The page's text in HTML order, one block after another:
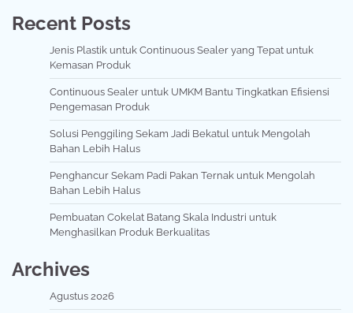
Recent Posts
Jenis Plastik untuk Continuous Sealer yang Tepat untuk
Kemasan Produk
Continuous Sealer untuk UMKM Bantu Tingkatkan Efisiensi
Pengemasan Produk
Solusi Penggiling Sekam Jadi Bekatul untuk Mengolah
Bahan Lebih Halus
Penghancur Sekam Padi Pakan Ternak untuk Mengolah
Bahan Lebih Halus
Pembuatan Cokelat Batang Skala Industri untuk
Menghasilkan Produk Berkualitas
Archives
Agustus 2026